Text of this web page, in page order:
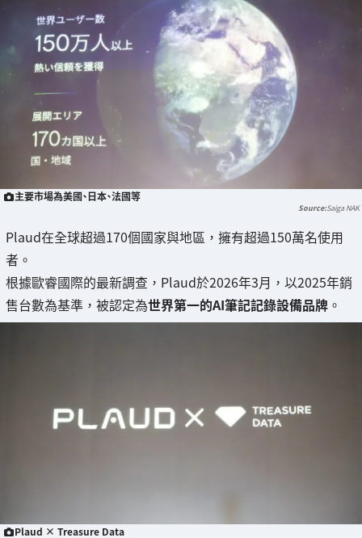
主要市場為美國、日本、法國等
Saiga NAK
Plaud在全球超過170個國家與地區，擁有超過150萬名使用
者。
根據歐睿國際的最新調查，Plaud於2026年3月，以2025年銷
售台數為基準，被認定為世界第一的AI筆記記錄設備品牌 。
Plaud × Treasure Data